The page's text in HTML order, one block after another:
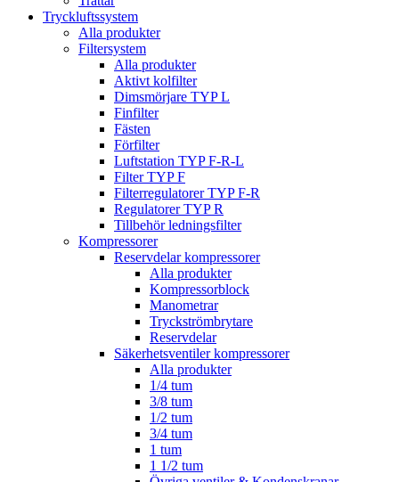
Tryckluftssystem
Alla produkter
Filtersystem
Alla produkter
Aktivt kolfilter
Dimsmörjare TYP L
Finfilter
Fästen
Förfilter
Luftstation TYP F-R-L
Filter TYP F
Filterregulatorer TYP F-R
Regulatorer TYP R
Tillbehör ledningsfilter
Kompressorer
Reservdelar kompressorer
Alla produkter
Kompressorblock
Manometrar
Tryckströmbrytare
Reservdelar
Säkerhetsventiler kompressorer
Alla produkter
1/4 tum
3/8 tum
1/2 tum
3/4 tum
1 tum
1 1/2 tum